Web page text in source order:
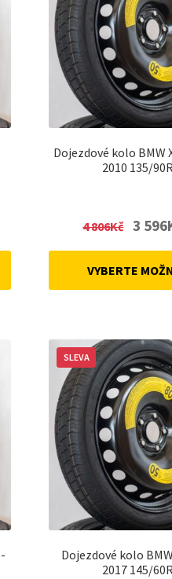
Dojezdové kolo BMW
2010 135/
4 806Kč
Original
4
806Kč.
3 596
VYBERTE
Dojezdové kolo
2017 145/
SLEVA